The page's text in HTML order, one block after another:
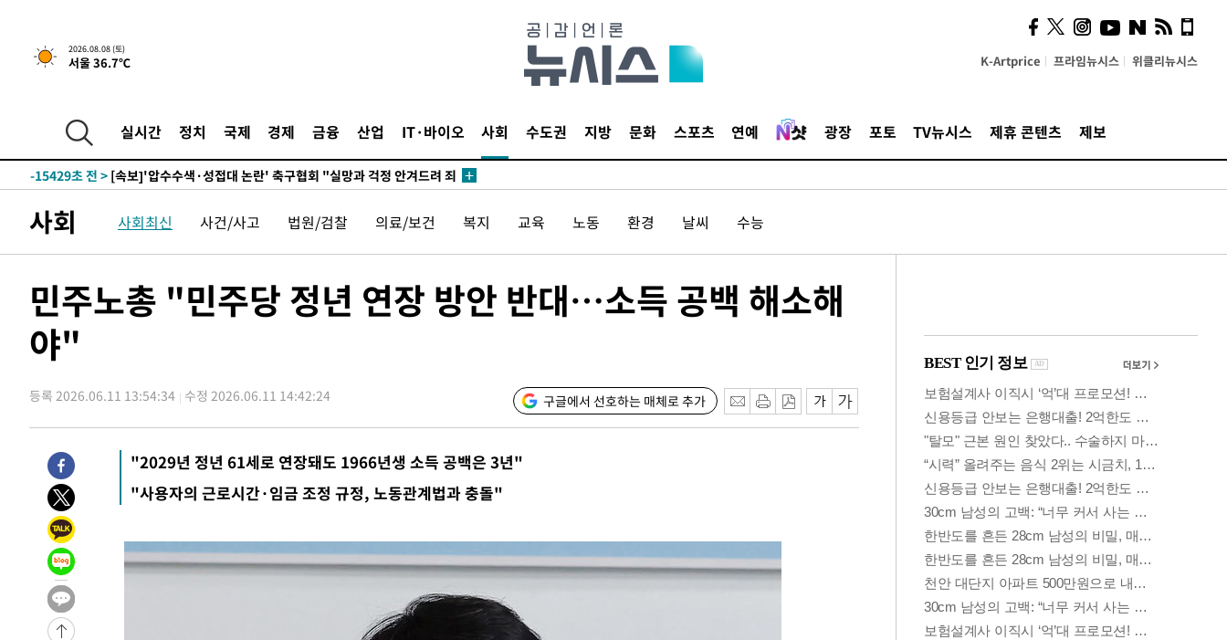
2026.08.08 (토)
서울 36.7℃ K-Artprice 프라임뉴시스 위클리뉴시스
실시간 정치 국제 경제 금융 산업 IT·바이오 사회 수도권 지방 문화 스포츠 연예 광장 포토 TV뉴시스 제휴 콘텐츠 제보
-24291초 전 >남자 농구, 나고야 아시안게임서 '홈팀' 일본과 한일전
-23667초 전 >여수 오동도 해상서 모터보트 전복…1명 사망·1명 실종
주 날씨]
-16912초 전 >
축구협회 "압수수색·성접대 논란 사과…쇄신의 기회로 삼겠다"
-15429초 전 >
송"
-4050초 전 > '최고 37도' 폭염 지속…강원동해안 최대 150㎜ 비
-29067초 전 >
백운산서 80년근 천종산삼 9뿌리 발견…감정가 1.3억원
-26777초 전 >선재도서 해루질 나섰다 실종 60대, 닷새 만에 숨진 채 발견
-23687초 전 >여수 오동도 해상서 모터보트 전복…1명 사망·1명 실종
-19914초 전 >
주 날씨]
-16932초 전 >
송"
-4070초 전 >'최고 37도' 폭염 지속…강원동해안 최대 150㎜ 비
46분 전 >[속보]뉴욕증시 상승 마감…S&P 0.6% 나스닥 1.3%↑
사회 사회최신 사건/사고 법원/검찰 의료/보건 복지 교육 노동 환경 날씨 수능
민주노총 "민주당 정년 연장 방안 반대…소득 공백 해소해
야"
등록 2026.06.11 13:54:34 수정 2026.06.11 14:42:24 구글에서 선호하는 매체로 추가
"2029년 정년 61세로 연장돼도 1966년생 소득 공백은 3년"
"사용자의 근로시간·임금 조정 규정, 노동관계법과 충돌"
사이 해답 찾았죠"…알을
깨고 나온 '초자아'